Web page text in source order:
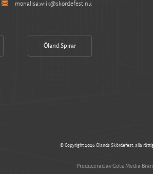
monalisa.wiik@skordefest.nu
Öland Spirar
© Copyright 2026 Ölands Skördefest, alla
Producerad av Gota Media